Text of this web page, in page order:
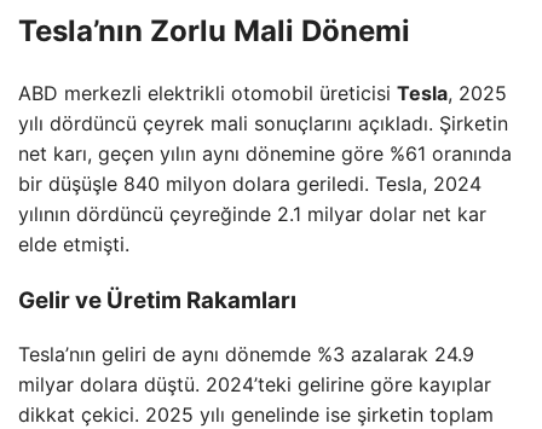
Tesla’nın Zorlu Mali Dönemi
ABD merkezli elektrikli otomobil üreticisi Tesla, 2025
yılı dördüncü çeyrek mali sonuçlarını açıkladı. Şirketin
net karı, geçen yılın aynı dönemine göre %61 oranında
bir düşüşle 840 milyon dolara geriledi. Tesla, 2024
yılının dördüncü çeyreğinde 2.1 milyar dolar net kar
elde etmişti.
Gelir ve Üretim Rakamları
Tesla’nın geliri de aynı dönemde %3 azalarak 24.9
milyar dolara düştü. 2024’teki gelirine göre kayıplar
dikkat çekici. 2025 yılı genelinde ise şirketin toplam